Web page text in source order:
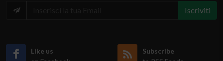
Iscriviti
Like us
Subscribe